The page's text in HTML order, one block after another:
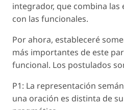
integrador, que combina las
con las funcionales.
Por ahora, estableceré
más importantes de este
funcional. Los postulados
P1: La representación
una oración es distinta de